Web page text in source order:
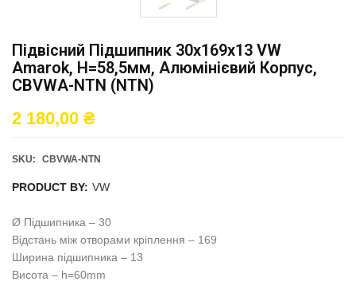
Підвісний Підшипник 30x169x13 VW
Amarok, H=58,5мм, Алюмінієвий Корпус,
CBVWA-NTN (NTN)
2 180,00 ₴
SKU: CBVWA-NTN
PRODUCT BY: VW
Ø Підшипника – 30
Відстань між отворами кріплення – 169
Ширина підшипника – 13
Висота – h=60mm